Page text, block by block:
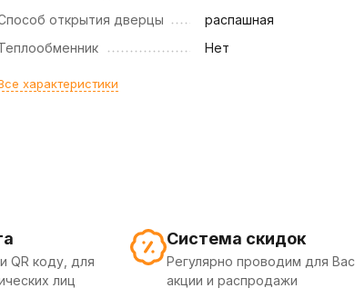
открытия дверцы
распашная
Нет
характеристики
QR коду, для
лиц
Система скидок
Регулярно проводим для Вас
акции и распродажи